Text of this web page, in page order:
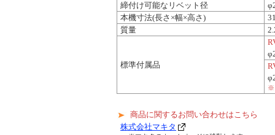
締付け可能なリベット径
本機寸法(長さ×幅×高さ)
質量
標準付属品
※
商品に関するお問い合わせはこちら
株式会社マキタ